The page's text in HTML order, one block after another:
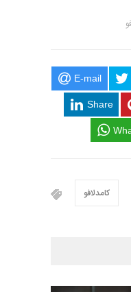
E-mail
Share
کامدلافو